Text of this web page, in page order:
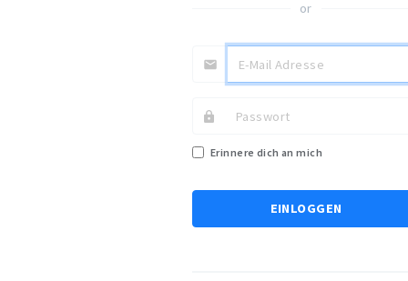
or
Erinnere dich an mich
EINLOGGEN